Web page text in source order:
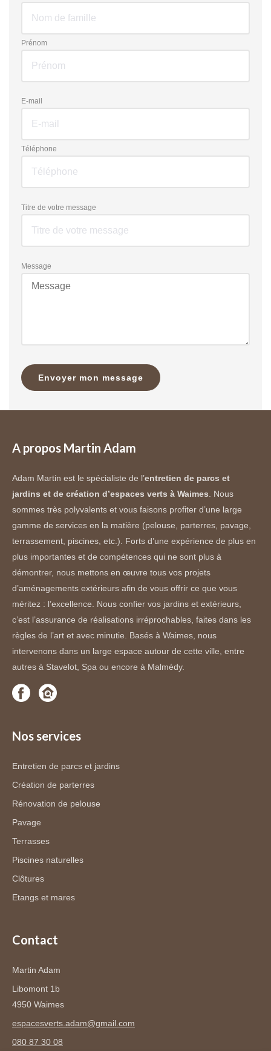
Prénom
E-mail
Téléphone
Titre de votre message
Message
Envoyer mon message
A propos Martin Adam
Adam Martin est le spécialiste de l’entretien de parcs et
jardins et de création d’espaces verts à Waimes . Nous
sommes très polyvalents et vous faisons profiter d’une large
gamme de services en la matière (pelouse, parterres, pavage,
terrassement, piscines, etc.). Forts d’une expérience de plus en
plus importantes et de compétences qui ne sont plus à
démontrer, nous mettons en œuvre tous vos projets
d’aménagements extérieurs afin de vous offrir ce que vous
méritez : l’excellence. Nous confier vos jardins et extérieurs,
c’est l’assurance de réalisations irréprochables, faites dans les
règles de l’art et avec minutie. Basés à Waimes, nous
intervenons dans un large espace autour de cette ville, entre
autres à Stavelot, Spa ou encore à Malmédy.
Nos services
Entretien de parcs et jardins
Création de parterres
Rénovation de pelouse
Pavage
Terrasses
Piscines naturelles
Clôtures
Etangs et mares
Contact
Martin Adam
Libomont 1b
4950 Waimes
espacesverts.adam@gmail.com
080 87 30 08